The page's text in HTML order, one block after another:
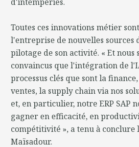
Toutes ces innovations métier
l'entreprise de nouvelles sources
pilotage de son activité. « Et nous
convaincus que l'intégration de
processus clés que sont la
ventes, la supply chain via nos
et, en particulier, notre ERP SAP
gagner en efficacité, en
compétitivité », a tenu à conclure
Maïsadour.